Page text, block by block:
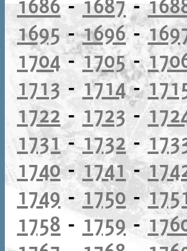
1695-1696-
1704-1705-
1713 - 1714-
1722 -1723 -
1731-1732 -
1740-1741-
1749 -1750 -
1758 - 1759 -